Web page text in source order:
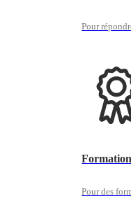
Pour
Pour des